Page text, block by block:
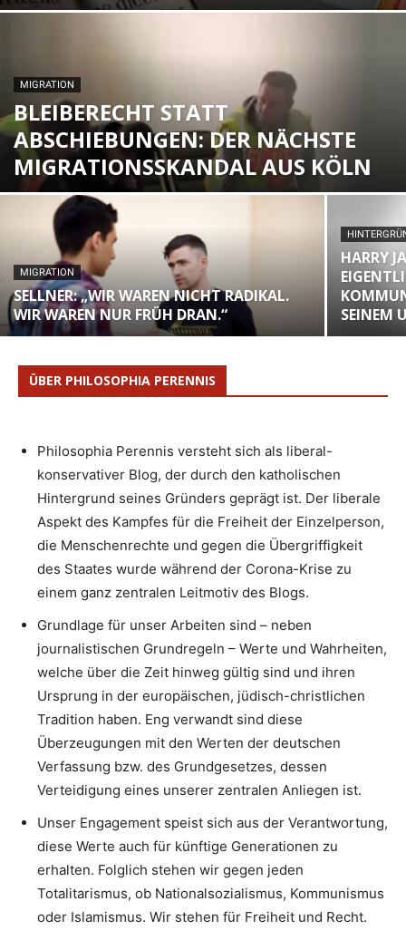
MIGRATION
BLEIBERECHT STATT
ABSCHIEBUNGEN: DER NÄCHSTE
MIGRATIONSSKANDAL AUS KÖLN
MIGRATION
SELLNER: „WIR WAREN NICHT RADIKAL.
WIR WAREN NUR FRÜH DRAN.“
HARRY
SEINEM
ÜBER PHILOSOPHIA PERENNIS
Philosophia Perennis versteht sich als liberal-
konservativer Blog, der durch den katholischen
Hintergrund seines Gründers geprägt ist. Der liberale
Aspekt des Kampfes für die Freiheit der Einzelperson,
die Menschenrechte und gegen die Übergriffigkeit
des Staates wurde während der Corona-Krise zu
einem ganz zentralen Leitmotiv des Blogs.
Grundlage für unser Arbeiten sind – neben
journalistischen Grundregeln – Werte und Wahrheiten,
welche über die Zeit hinweg gültig sind und ihren
Ursprung in der europäischen, jüdisch-christlichen
Tradition haben. Eng verwandt sind diese
Überzeugungen mit den Werten der deutschen
Verfassung bzw. des Grundgesetzes, dessen
Verteidigung eines unserer zentralen Anliegen ist.
Unser Engagement speist sich aus der Verantwortung,
diese Werte auch für künftige Generationen zu
erhalten. Folglich stehen wir gegen jeden
Totalitarismus, ob Nationalsozialismus, Kommunismus
oder Islamismus. Wir stehen für Freiheit und Recht.